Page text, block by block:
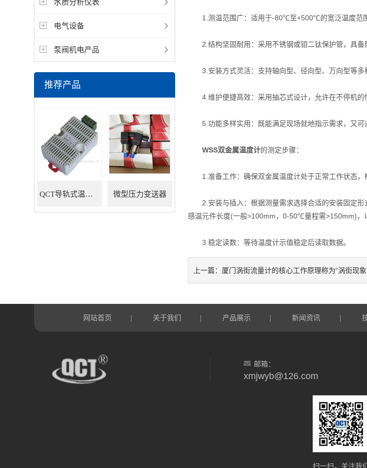
水质分析仪表
电气设备
泵阀机电产品
推荐产品
QCT导轨式温湿度变送器 微型压力变送器
1.测温范围广：适用于-80℃至+500℃的宽泛温度范围
2.结构坚固耐用：采用不锈钢或钼二钛保护管，具备
3.安装方式灵活：支持轴向型、径向型、万向型等多
4.维护便捷高效：采用抽芯式设计，允许在不停机的
5.功能多样实用：既能满足现场就地指示需求，又可
WSS双金属温度计的测定步骤：
1.准备工作：确保双金属温度计处于正常工作状态，
2.安装与插入：根据测量需求选择合适的安装固定形
感温元件长度(一般>100mm，0-50℃量程需>150mm)，
3.稳定读数：等待温度计示值稳定后读取数据。
上一篇： 厦门涡街流量计的核心工作原理称为“涡街现象
网站首页 关于我们 产品展示 新闻资讯
邮箱：
xmjwyb@126.com
扫一扫，关注我